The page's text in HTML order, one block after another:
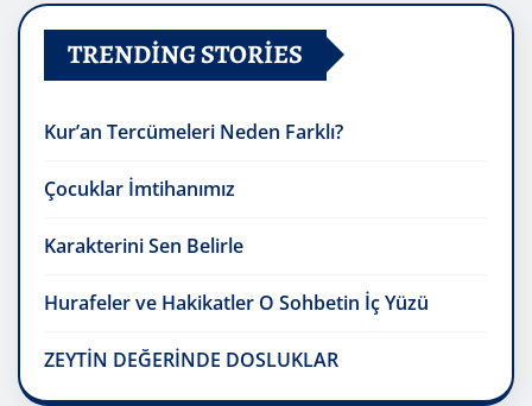
TRENDING STORIES
Kur’an Tercümeleri Neden Farklı?
Çocuklar İmtihanımız
Karakterini Sen Belirle
Hurafeler ve Hakikatler O Sohbetin İç Yüzü
ZEYTİN DEĞERİNDE DOSLUKLAR